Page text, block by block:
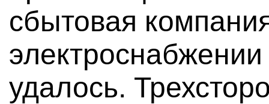
сбытовая
удалось.